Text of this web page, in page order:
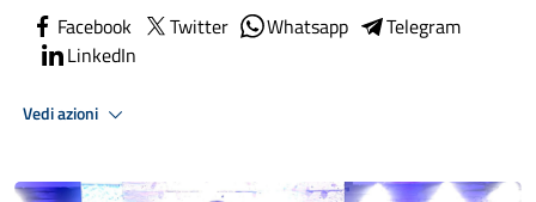
Facebook Twitter Whatsapp
Telegram
LinkedIn
Vedi azioni